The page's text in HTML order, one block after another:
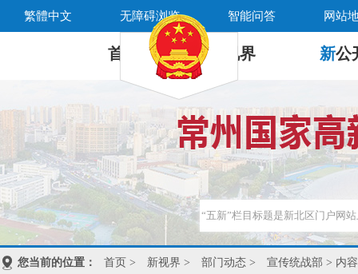
繁體中文 无障碍浏览 智能问答 网站
首 页 新 视界 新公
您当前的位置： 首页 > 新视界 > 部门动态 > 宣传统战部 > 内容